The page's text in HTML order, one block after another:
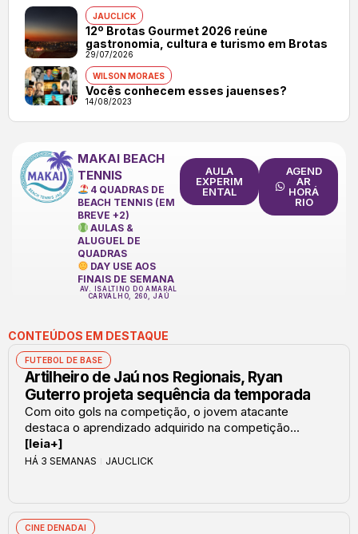
JAUCLICK
12º Brotas Gourmet 2026 reúne
gastronomia, cultura e turismo em Brotas
29/07/2026
WILSON MORAES
Vocês conhecem esses jauenses?
14/08/2023
MAKAI BEACH
TENNIS
4 QUADRAS DE
BEACH TENNIS (EM
BREVE +2)
AULAS &
ALUGUEL DE
QUADRAS
DAY USE AOS
FINAIS DE SEMANA
AV. ISALTINO DO AMARAL
CARVALHO, 260, JAÚ
AULA
EXPERIM
ENTAL
AGEND
AR
HORÁ
RIO
CONTEÚDOS EM DESTAQUE
FUTEBOL DE BASE
Artilheiro de Jaú nos Regionais, Ryan
Guterro projeta sequência da temporada
Com oito gols na competição, o jovem atacante
destaca o aprendizado adquirido na competição...
[leia+]
HÁ 3 SEMANAS JAUCLICK
CINE DENADAI